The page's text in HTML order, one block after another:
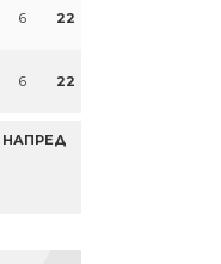
6 22
6 22
НАПРЕД